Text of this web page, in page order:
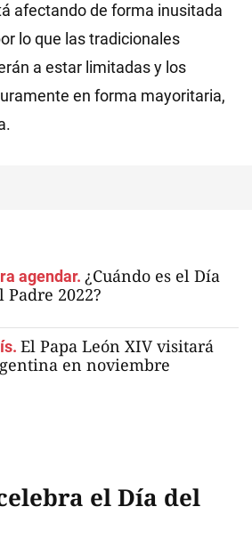
afectando de forma inusitada
lo que las tradicionales
a estar limitadas y los
en forma mayoritaria,
agendar. ¿Cuándo es el Día
Padre 2022?
El Papa León XIV visitará
en noviembre
el Día del